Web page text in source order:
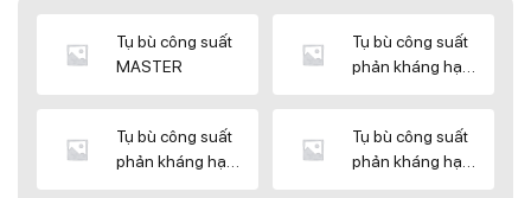
Tụ bù công suất
MASTER
Tụ bù công suất
phản kháng hạ
Tụ bù công suất
phản kháng hạ
Tụ bù công suất
phản kháng hạ